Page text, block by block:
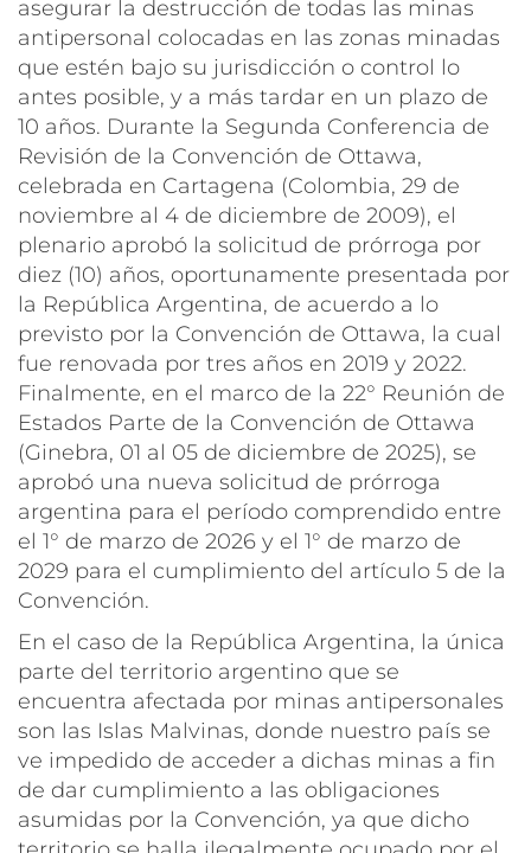
asegurar la destrucción de todas las minas
antipersonal colocadas en las zonas minadas
que estén bajo su jurisdicción o control lo
antes posible, y a más tardar en un plazo de
10 años. Durante la Segunda Conferencia de
Revisión de la Convención de Ottawa,
celebrada en Cartagena (Colombia, 29 de
noviembre al 4 de diciembre de 2009), el
plenario aprobó la solicitud de prórroga por
diez (10) años, oportunamente presentada por
la República Argentina, de acuerdo a lo
previsto por la Convención de Ottawa, la cual
fue renovada por tres años en 2019 y 2022.
Finalmente, en el marco de la 22° Reunión de
Estados Parte de la Convención de Ottawa
(Ginebra, 01 al 05 de diciembre de 2025), se
aprobó una nueva solicitud de prórroga
argentina para el período comprendido entre
el 1° de marzo de 2026 y el 1° de marzo de
2029 para el cumplimiento del artículo 5 de la
Convención.
En el caso de la República Argentina, la única
parte del territorio argentino que se
encuentra afectada por minas antipersonales
son las Islas Malvinas, donde nuestro país se
ve impedido de acceder a dichas minas a fin
de dar cumplimiento a las obligaciones
asumidas por la Convención, ya que dicho